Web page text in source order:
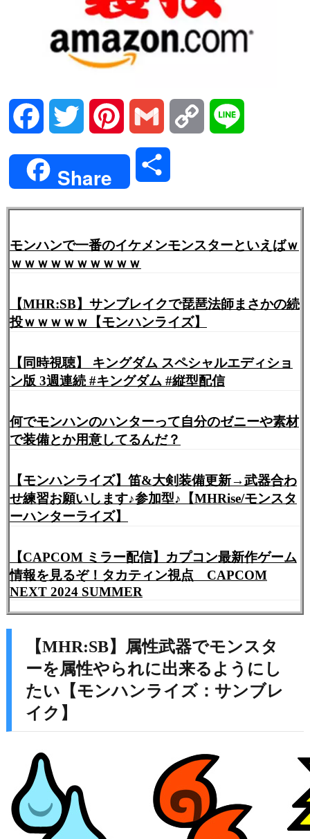
Facebook Twitter Pinterest Gmail Copy
Share
モンハンで一番のイケメンモンスターといえばｗ
ｗｗｗｗｗｗｗｗｗｗ
【MHR:SB】サンブレイクで琵琶法師まさかの続
投ｗｗｗｗｗ【モンハンライズ】
【同時視聴】 キングダム スペシャルエディショ
ン版 3週連続 #キングダム #縦型配信
何でモンハンのハンターって自分のゼニーや素材
で装備とか用意してるんだ？
【モンハンライズ】笛&大剣装備更新→武器合わ
せ練習お願いします♪参加型♪【MHRise/モンスタ
ーハンターライズ】
【CAPCOM ミラー配信】カプコン最新作ゲーム
情報を見るぞ！タカティン視点 CAPCOM
NEXT 2024 SUMMER
【MHR:SB】属性武器でモンスタ
ーを属性やられに出来るようにし
たい【モンハンライズ：サンブレ
イク】